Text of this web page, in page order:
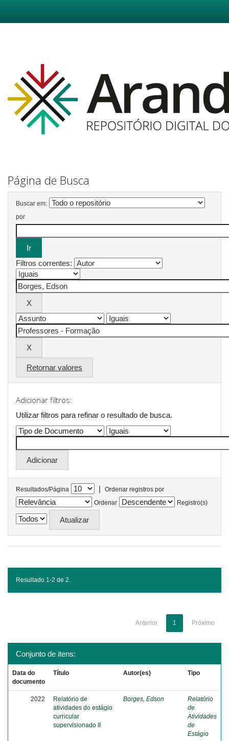
Página de Busca
Buscar em:
por
Filtros correntes:
Retornar valores
Adicionar filtros:
Utilizar filtros para refinar o resultado de busca.
Resultados/Página |
Ordenar registros por
Ordenar
Registro(s)
Resultado 1-2 de 2.
Anterior 1 Próximo
Conjunto de itens:
Data do
documento
Título Autor(es) Tipo
2022
Relatório de
atividades do estágio
curricular
supervisionado II
Borges, Edson
Relatório
de
Atividades
de
Estágio